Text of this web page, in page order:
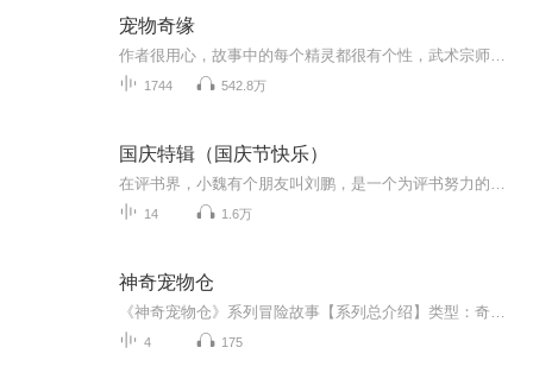
宠物奇缘
1744 542.8万
国庆特辑（国庆节快乐）
14 1.6万
神奇宠物仓
4 175